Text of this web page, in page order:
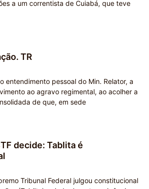
a um correntista de Cuiabá, que teve
TR
entendimento pessoal do Min. Relator, a
ao agravo regimental, ao acolher a
de que, em sede
decide: Tablita é
Tribunal Federal julgou constitucional